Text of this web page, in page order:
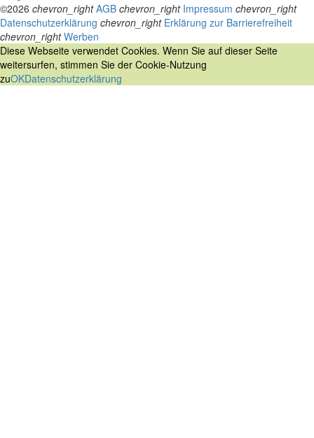
©2026 chevron_right AGB chevron_right Impressum chevron_right
Datenschutzerklärung chevron_right Erklärung zur Barrierefreiheit
chevron_right Werben
Diese Webseite verwendet Cookies. Wenn Sie auf dieser Seite
weitersurfen, stimmen Sie der Cookie-Nutzung
zuOKDatenschutzerklärung